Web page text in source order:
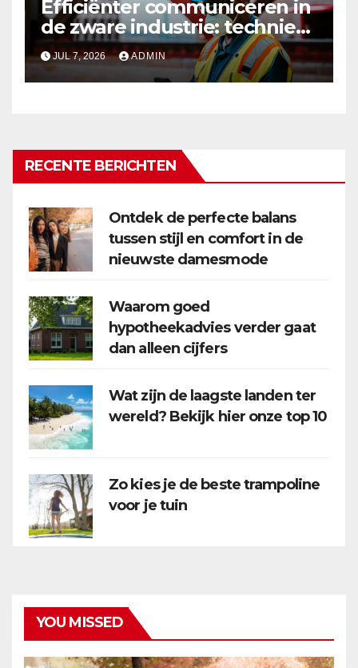
Efficiënter communiceren in
de zware industrie: techniek
die standhoudt
JUL 7, 2026 ADMIN
RECENTE BERICHTEN
Ontdek de perfecte balans
tussen stijl en comfort in de
nieuwste damesmode
Waarom goed
hypotheekadvies verder gaat
dan alleen cijfers
Wat zijn de laagste landen ter
wereld? Bekijk hier onze top 10
Zo kies je de beste trampoline
voor je tuin
YOU MISSED